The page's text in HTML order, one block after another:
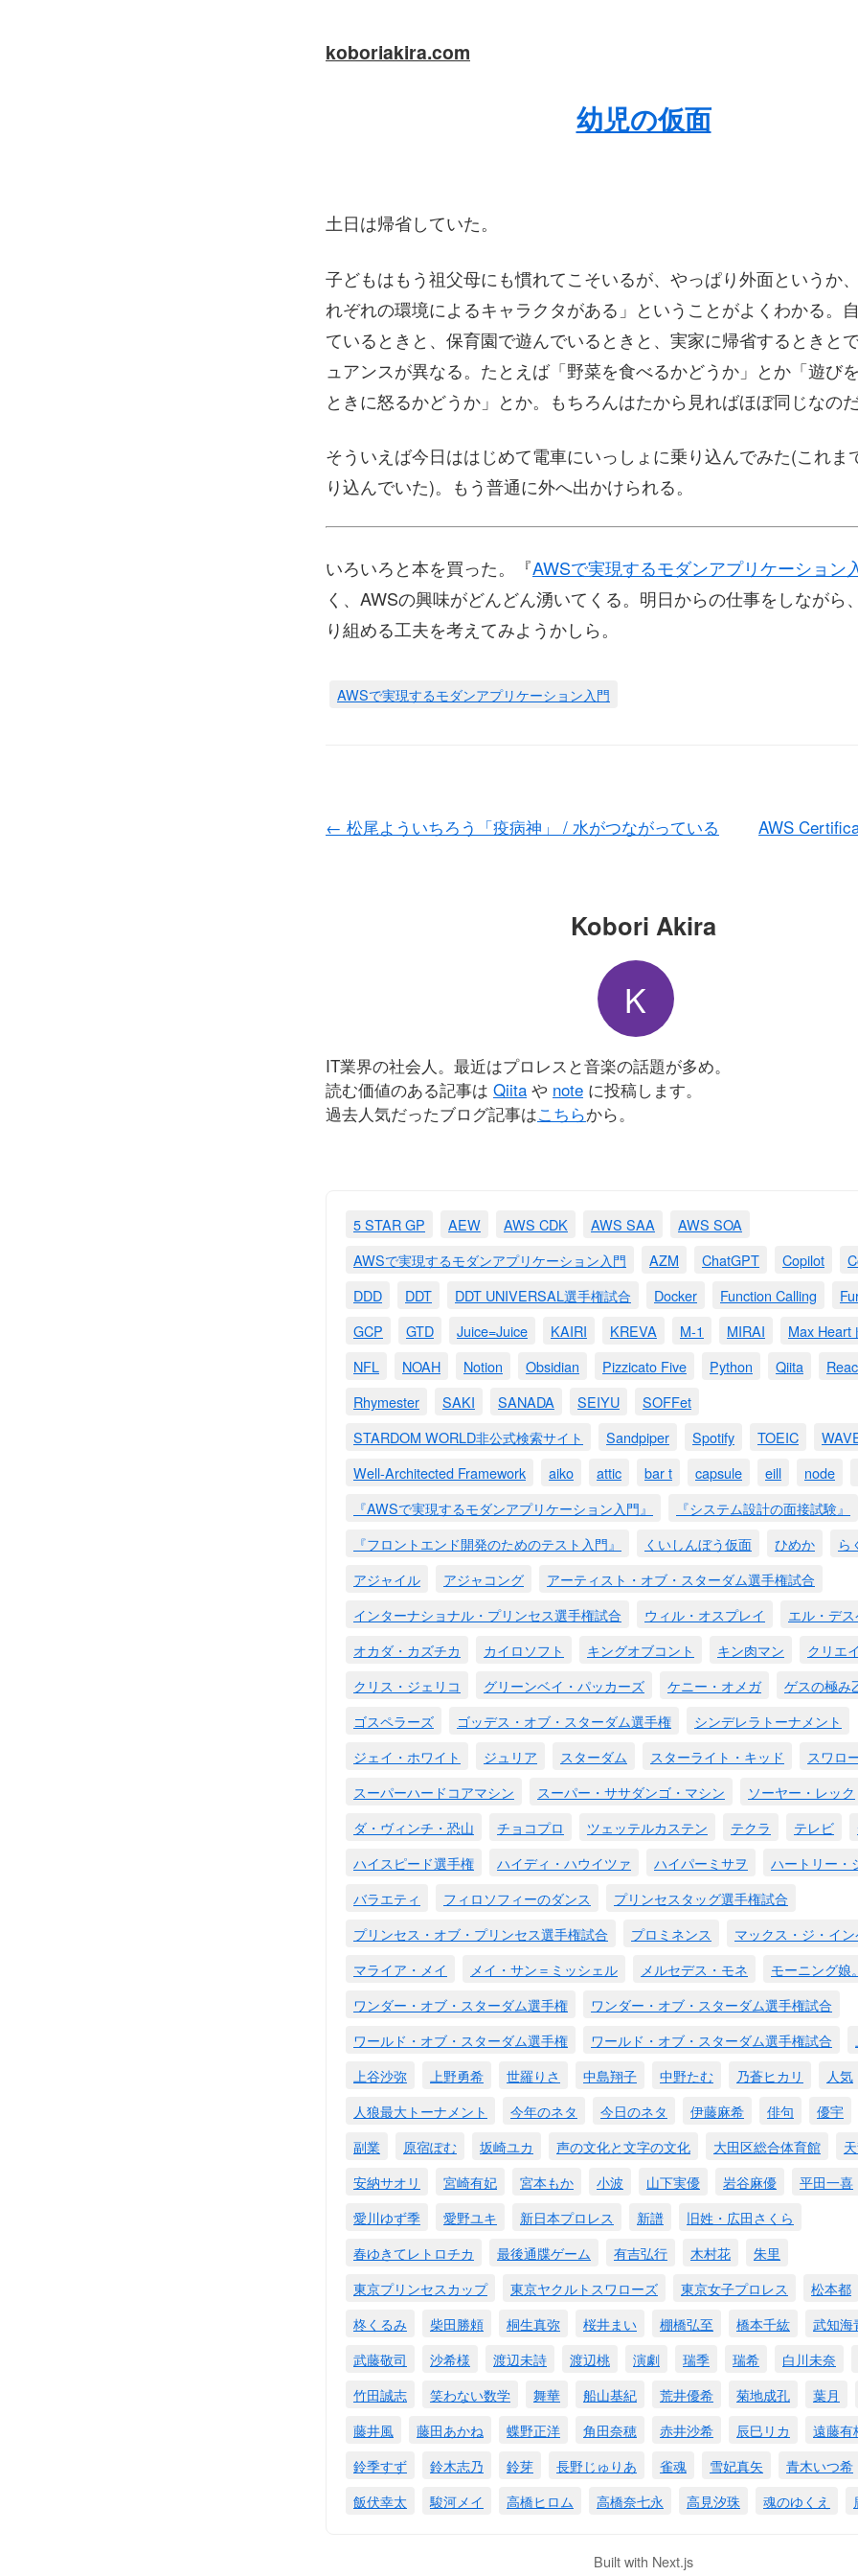
koboriakira.com
幼児の仮面
土日は帰省していた。
子どもはもう祖父母にも慣れてこそいるが、やっぱり外面というか
れぞれの環境によるキャラクタがある」ということがよくわかる。
ているときと、保育園で遊んでいるときと、実家に帰省するときと
ュアンスが異なる。たとえば「野菜を食べるかどうか」とか「遊び
ときに怒るかどうか」とか。もちろんはたから見ればほぼ同じなのだ
そういえば今日ははじめて電車にいっしょに乗り込んでみた(これま
り込んでいた)。もう普通に外へ出かけられる。
いろいろと本を買った。『AWSで実現するモダンアプリケーション
く、AWSの興味がどんどん湧いてくる。明日からの仕事をしながら
り組める工夫を考えてみようかしら。
AWSで実現するモダンアプリケーション入門
← 松尾よういちろう「疫病神」 / 水がつながっている AWS
Kobori Akira
K
IT業界の社会人。最近はプロレスと音楽の話題が多め。
読む価値のある記事は Qiita や note に投稿します。
過去人気だったブログ記事はこちらから。
5 STAR GP AEW AWS CDK AWS SAA
AWS SOA
AWSで実現するモダンアプリケーション入門
AZM ChatGPT Copilot
DDD
DDT DDT UNIVERSAL選手権試合 Docker Function Calling
GCP
GTD Juice=Juice KAIRI KREVA M-1 MIRAI
Max Heart
NFL
NOAH Notion Obsidian Pizzicato Five Python Qiita
Rhymester
SAKI SANADA SEIYU
SOFFet
STARDOM WORLD非公式検索サイト
Sandpiper Spotify TOEIC
Well-Architected Framework
aiko attic bar t capsule eill node
『AWSで実現するモダンアプリケーション入門』
『システム設計の面接試験』
『フロントエンド開発のためのテスト入門』
くいしんぼう仮面 ひめか
ら
アジャイル
アジャコング
アーティスト・オブ・スターダム選手権試合
インターナショナル・プリンセス選手権試合
ウィル・オスプレイ
エル・デ
オカダ・カズチカ
カイロソフト キングオブコント キン肉マン
クリエ
クリス・ジェリコ
グリーンベイ・パッカーズ ケニー・オメガ
ゲスの極み
ゴスペラーズ
ゴッデス・オブ・スターダム選手権
シンデレラトーナメント
ジェイ・ホワイト
ジュリア スターダム スターライト・キッド
スワロ
スーパーハードコアマシン
スーパー・ササダンゴ・マシン
ソーヤー・レック
ダ・ヴィンチ・恐山
チョコプロ ツェッテルカステン テクラ テレビ
ハイスピード選手権
ハイディ・ハウイツァ ハイパーミサヲ
ハートリー・
バラエティ
フィロソフィーのダンス
プリンセスタッグ選手権試合
プリンセス・オブ・プリンセス選手権試合
プロミネンス
マックス・ジ・イ
マライア・メイ
メイ・サン＝ミッシェル メルセデス・モネ
モーニング娘。
ワンダー・オブ・スターダム選手権
ワンダー・オブ・スターダム選手権試合
ワールド・オブ・スターダム選手権
ワールド・オブ・スターダム選手権試合
上谷沙弥
上野勇希 世羅りさ 中島翔子 中野たむ 乃蒼ヒカリ
人気
人狼最大トーナメント
今年のネタ 今日のネタ 伊藤麻希 俳句 優宇
副業
原宿ぽむ 坂崎ユカ 声の文化と文字の文化 大田区総合体育館
安納サオリ
宮崎有妃 宮本もか 小波 山下実優 岩谷麻優
平田一喜
愛川ゆず季
愛野ユキ 新日本プロレス 新譜
旧姓・広田さくら
春ゆきてレトロチカ
最後通牒ゲーム 有吉弘行 木村花
朱里
東京プリンセスカップ
東京ヤクルトスワローズ 東京女子プロレス 松本都
柊くるみ
柴田勝頼 桐生真弥 桜井まい 棚橋弘至 橋本千紘
武知海
武藤敬司
沙希様 渡辺未詩 渡辺桃 演劇 瑞季 瑞希 白川未奈
竹田誠志
笑わない数学 舞華 船山基紀 荒井優希 菊地成孔 葉月
藤井風
藤田あかね 蝶野正洋 角田奈穂 赤井沙希 辰巳リカ
遠藤有
鈴季すず
鈴木志乃 鈴芽 長野じゅりあ 雀魂 雪妃真矢 青木いつ希
飯伏幸太
駿河メイ 高橋ヒロム 高橋奈七永 高見汐珠 魂のゆくえ
Built with Next.js